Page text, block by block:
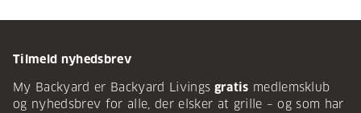
Tilmeld nyhedsbrev
My Backyard er Backyard Livings gratis medlemsklub
og nyhedsbrev for alle, der elsker at grille – og som har